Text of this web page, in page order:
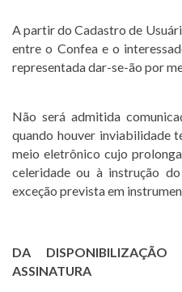
A partir do Cadastro de
entre o Confea e o
representada dar-se-ão por
Não será admitida
quando houver inviabilidade
meio eletrônico cujo
celeridade ou à instrução
exceção prevista em
DA
ASSINATURA